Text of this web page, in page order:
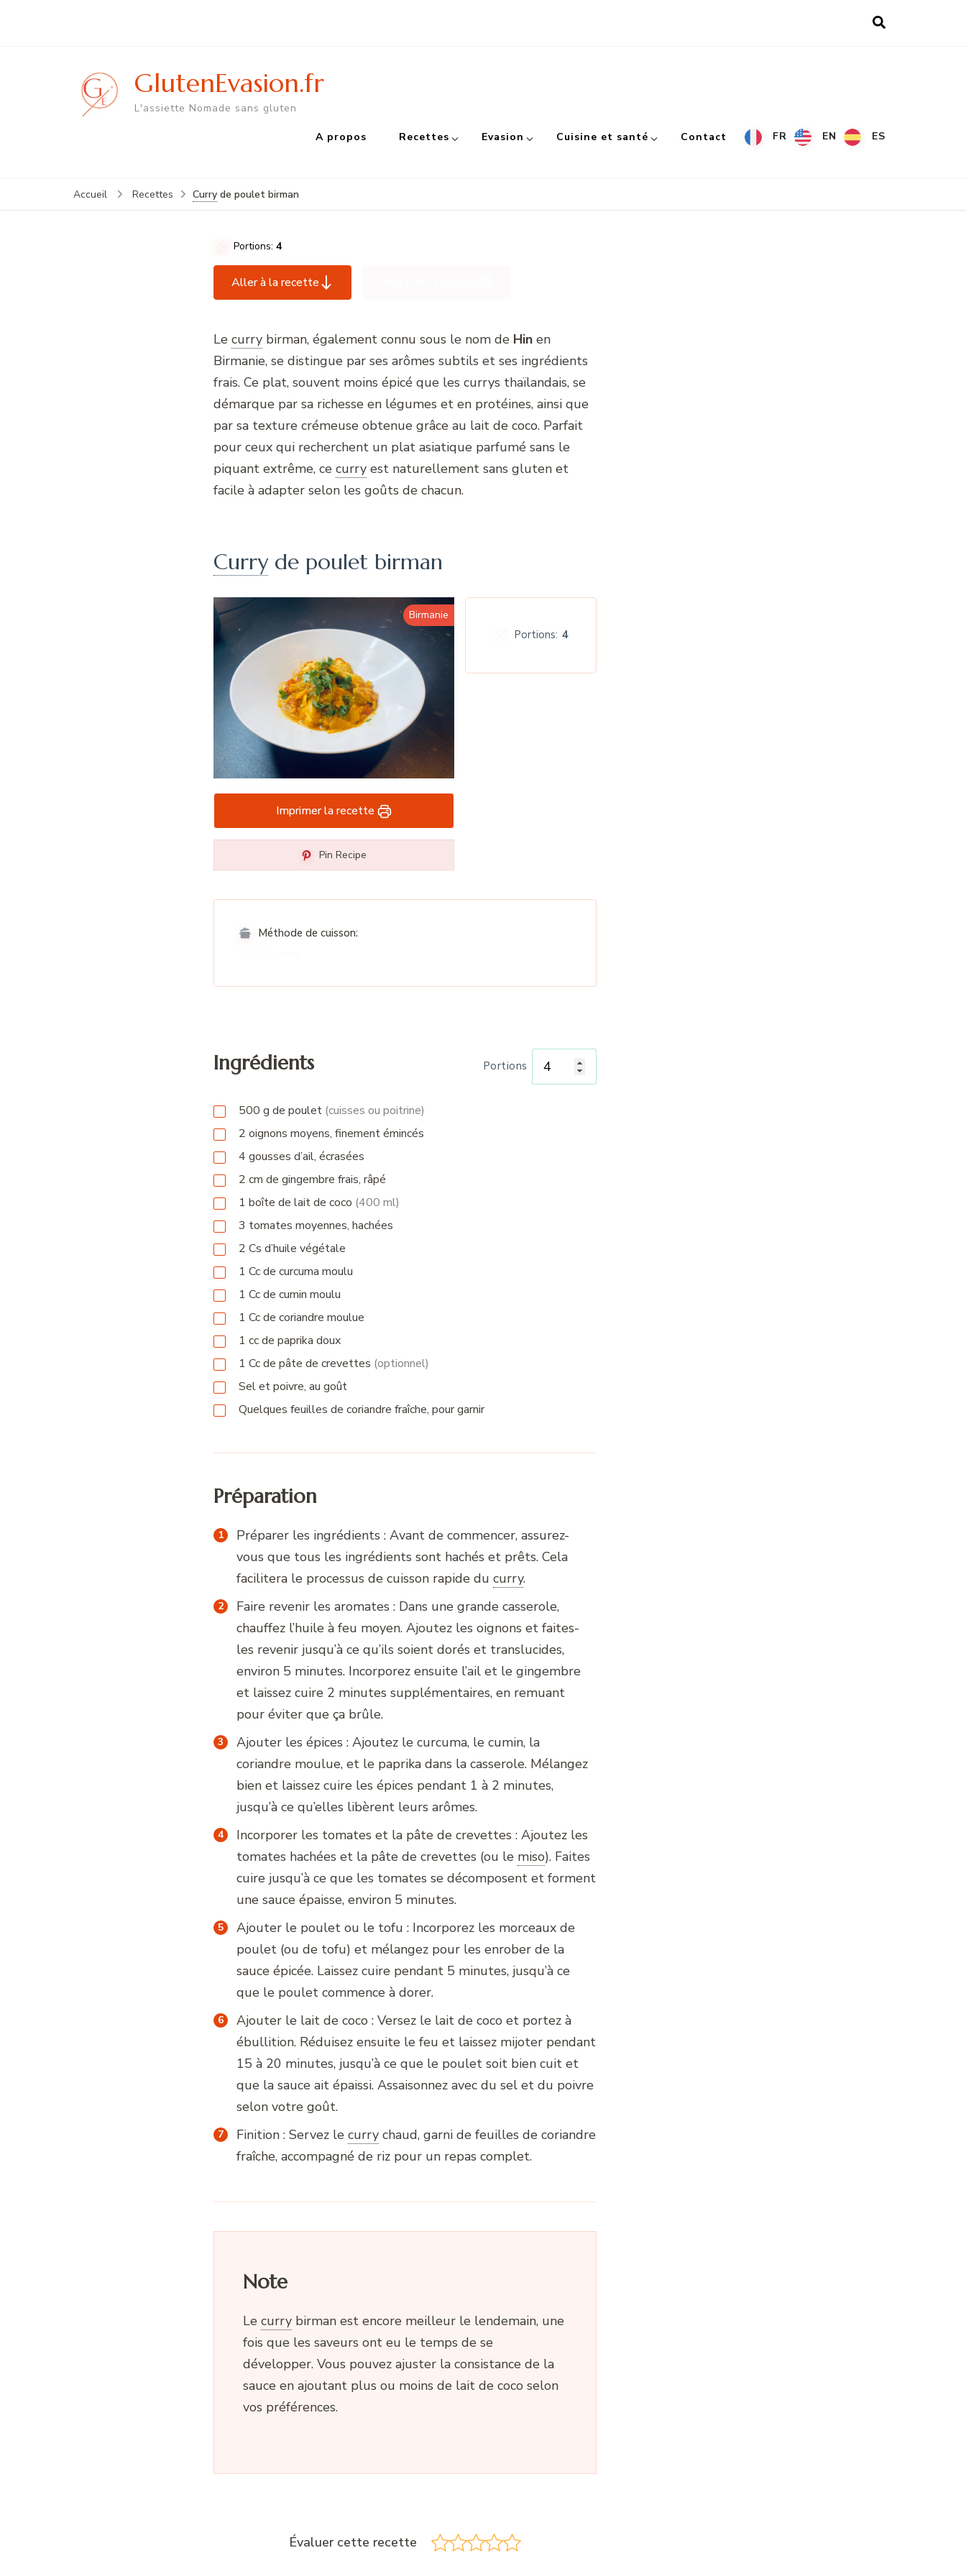
GlutenEvasion.fr
L'assiette Nomade sans gluten
A propos Recettes Evasion Cuisine et santé Contact FR EN ES
Accueil Recettes Curry de poulet birman
Portions: 4
Aller à la recette
Le curry birman, également connu sous le nom de Hin en
Birmanie, se distingue par ses arômes subtils et ses ingrédients
frais. Ce plat, souvent moins épicé que les currys thaïlandais, se
démarque par sa richesse en légumes et en protéines, ainsi que
par sa texture crémeuse obtenue grâce au lait de coco. Parfait
pour ceux qui recherchent un plat asiatique parfumé sans le
piquant extrême, ce curry est naturellement sans gluten et
facile à adapter selon les goûts de chacun.
Curry de poulet birman
Birmanie
Imprimer la recette
Pin Recipe
Portions: 4
Méthode de cuisson:
Ingrédients Portions
500 g de poulet (cuisses ou poitrine)
2 oignons moyens, finement émincés
4 gousses d’ail, écrasées
2 cm de gingembre frais, râpé
1 boîte de lait de coco (400 ml)
3 tomates moyennes, hachées
2 Cs d’huile végétale
1 Ccde curcuma moulu
1 Ccde cumin moulu
1 Ccde coriandre moulue
1 ccde paprika doux
1 Ccde pâte de crevettes (optionnel)
Sel et poivre, au goût
Quelques feuilles de coriandre fraîche, pour garnir
Préparation
Préparer les ingrédients : Avant de commencer, assurez-
vous que tous les ingrédients sont hachés et prêts. Cela
facilitera le processus de cuisson rapide du curry.
Faire revenir les aromates : Dans une grande casserole,
chauffez l’huile à feu moyen. Ajoutez les oignons et faites-
les revenir jusqu’à ce qu’ils soient dorés et translucides,
environ 5 minutes. Incorporez ensuite l’ail et le gingembre
et laissez cuire 2 minutes supplémentaires, en remuant
pour éviter que ça brûle.
Ajouter les épices : Ajoutez le curcuma, le cumin, la
coriandre moulue, et le paprika dans la casserole. Mélangez
bien et laissez cuire les épices pendant 1 à 2 minutes,
jusqu’à ce qu’elles libèrent leurs arômes.
Incorporer les tomates et la pâte de crevettes : Ajoutez les
tomates hachées et la pâte de crevettes (ou le miso). Faites
cuire jusqu’à ce que les tomates se décomposent et forment
une sauce épaisse, environ 5 minutes.
Ajouter le poulet ou le tofu : Incorporez les morceaux de
poulet (ou de tofu) et mélangez pour les enrober de la
sauce épicée. Laissez cuire pendant 5 minutes, jusqu’à ce
que le poulet commence à dorer.
Ajouter le lait de coco : Versez le lait de coco et portez à
ébullition. Réduisez ensuite le feu et laissez mijoter pendant
15 à 20 minutes, jusqu’à ce que le poulet soit bien cuit et
que la sauce ait épaissi. Assaisonnez avec du sel et du poivre
selon votre goût.
Finition : Servez le curry chaud, garni de feuilles de coriandre
fraîche, accompagné de riz pour un repas complet.
Note
Le curry birman est encore meilleur le lendemain, une
fois que les saveurs ont eu le temps de se
développer. Vous pouvez ajuster la consistance de la
sauce en ajoutant plus ou moins de lait de coco selon
vos préférences.
Évaluer cette recette